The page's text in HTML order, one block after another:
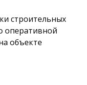
строительных
оперативной
объекте